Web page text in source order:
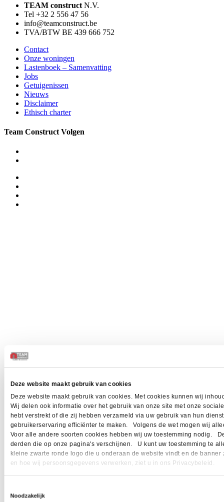
Deze website maakt gebruik van cookies
Deze website maakt gebruik van cookies. Met cookies kunnen wij
Wij delen ook informatie over het gebruik van onze site met onze
hebt verstrekt of die zij hebben verzameld via uw gebruik van hun
gebruikerservaring efficiënter te maken. Volgens de wet mogen wij
Voor alle andere soorten cookies hebben wij uw toestemming nodig.
derden die op onze pagina's verschijnen. U kunt uw toestemming te
kleine zwarte ronde logo die u onderaan de website vindt en de
en hoe wij persoonsgegevens verwerken, ziet u in ons Privacybeleid.
Noodzakelijk
TEAM construct N.V.
Tel +32 2 556 47 56
info@teamconstruct.be
TVA/BTW BE 439 666 752
Contact
Onze woningen
Lastenboek – Samenvatting
Jobs
Getuigenissen
Nieuws
Disclaimer
Ethisch charter
Team Construct Volgen